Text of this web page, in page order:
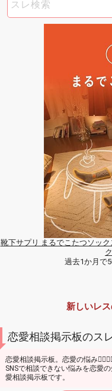
靴下サプリ まるでこたつソッ
過去1か月で
新しいレ
恋愛相談掲示板のス
恋愛相談掲示板。恋愛の悩み
SNSで相談できない悩みを恋愛
愛相談掲示板です。